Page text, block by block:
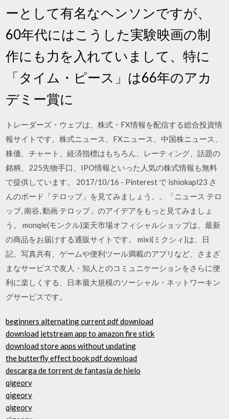
ーとして有名なヘンソンですが、
60年代にはこうした実験映画の制
作にも力を入れていまして、特に
「タイム・ピース」は66年のアカ
デミー賞に
トレーダーズ・ウェブは、株式・FX情報を配信する総合投資情
報サイトです。株式ニュース、FXニュース、中国株ニュース、
株価、チャート、経済指標はもちろん、レーティング、話題の
銘柄、225先物手口、IPO情報といった人気の株式情報も無料
で提供しています。 2017/10/16 - Pinterest で ishiokapl23 さ
んのボード「テロップ」を見てみましょう。。「ニュース テロ
ップ, 南谷, 動画 テロップ」のアイデアをもっと見てみましょ
う。 monqle(モンクル)楽天市場オフィシャルショップは、最新
の商品をお届けする通販サイトです。 mixi(ミクシィ)は、日
記、写真共有、ゲームや便利ツール満載のアプリなど、さまざ
まなサービスで友人・知人とのコミュニケーションをさらに便
利に楽しくする、日本最大規模のソーシャル・ネットワーキン
グサービスです。
beginners alternating current pdf download
download jetstream app to amazon fire stick
download store apps without updating
the butterfly effect book pdf download
descarga de torrent de fantasía de hielo
qigeory
qigeory
qigeory